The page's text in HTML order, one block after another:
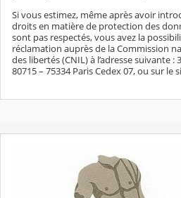
Si vous estimez, même après avoir
droits en matière de protection des
sont pas respectés, vous avez la
réclamation auprès de la Commission
des libertés (CNIL) à l’adresse suivante :
80715 – 75334 Paris Cedex 07, ou sur le